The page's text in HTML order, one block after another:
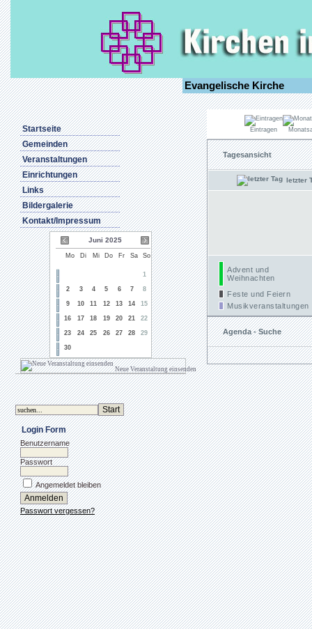
Evangelische Kirche
Startseite
Gemeinden
Veranstaltungen
Einrichtungen
Links
Bildergalerie
Kontakt/Impressum
Juni 2025
Mo Di Mi Do Fr Sa So
1
2 3 4 5 6 7 8
9 10 11 12 13 14 15
16 17 18 19 20 21 22
23 24 25 26 27 28 29
30
Neue Veranstaltung einsenden
Login Form
Benutzername
Passwort
Angemeldet bleiben
Passwort vergessen?
Eintragen
Tagesansicht
letzter
Advent und
Weihnachten
Feste und Feiern
Musikveranstaltungen
Agenda - Suche